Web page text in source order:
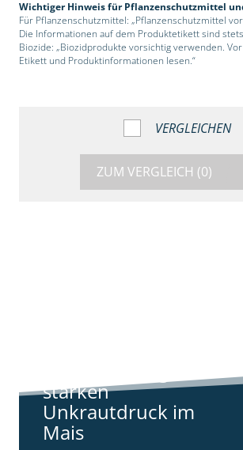
Wichtiger Hinweis für Pflanzenschutzmittel
Für Pflanzenschutzmittel: „Pflanzenschutzmittel
Die Informationen auf dem Produktetikett sind
Biozide: „Biozidprodukte vorsichtig verwenden.
Etikett und Produktinformationen lesen.“
VERGLEICHEN
ZUM VERGLEICH (0)
starken
Unkrautdruck im
Mais